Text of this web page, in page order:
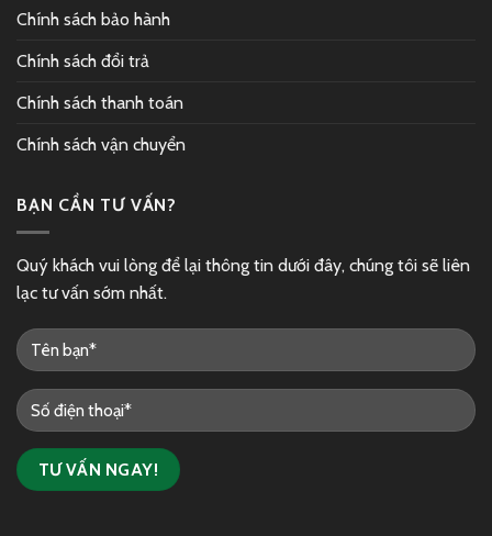
Chính sách bảo hành
Chính sách đổi trả
Chính sách thanh toán
Chính sách vận chuyển
BẠN CẦN TƯ VẤN?
Quý khách vui lòng để lại thông tin dưới đây, chúng tôi sẽ liên
lạc tư vấn sớm nhất.